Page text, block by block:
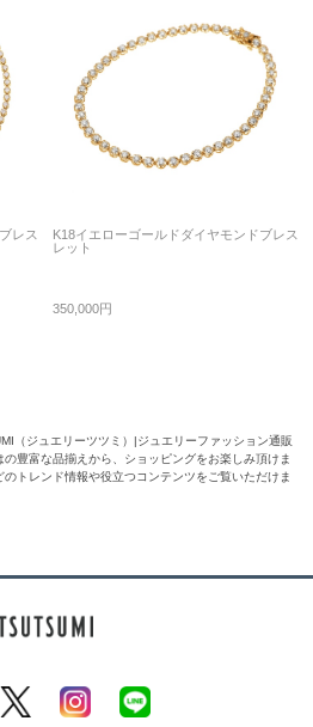
レス
K18イエローゴールドダイヤモンドブレス
レット
350,000円
（ジュエリーツツミ）|ジュエリーファッション通販
豊富な品揃えから、ショッピングをお楽しみ頂けま
トレンド情報や役立つコンテンツをご覧いただけま